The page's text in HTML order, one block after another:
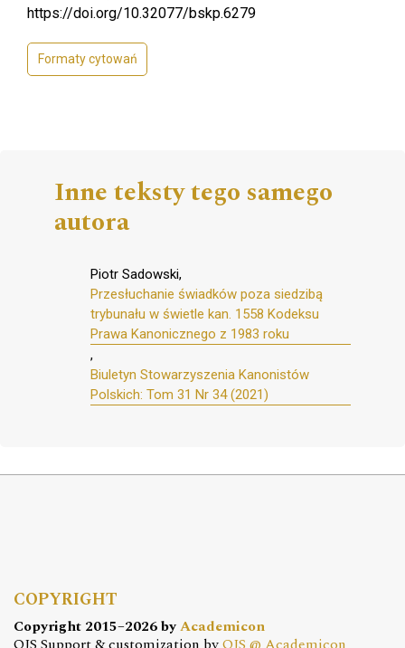
https://doi.org/10.32077/bskp.6279
Formaty cytowań
Inne teksty tego samego
autora
Piotr Sadowski,
Przesłuchanie świadków poza siedzibą
trybunału w świetle kan. 1558 Kodeksu
Prawa Kanonicznego z 1983 roku
,
Biuletyn Stowarzyszenia Kanonistów
Polskich: Tom 31 Nr 34 (2021)
COPYRIGHT
Copyright 2015–2026 byAcademicon